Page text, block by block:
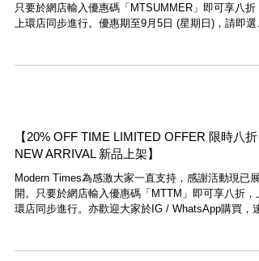
只要於網店輸入優惠碼「MTSUMMER」即可享八折
上環店同步進行。優惠期至9月5日 (星期日)，請即選
【20% OFF TIME LIMITED OFFER 限時八折
NEW ARRIVAL 新品上架】
Modern Times為感激大家一直支持，感謝活動現已展
開。只要於網店輸入優惠碼「MTTM」即可享八折，
環店同步進行。亦歡迎大家於IG / WhatsApp購買，